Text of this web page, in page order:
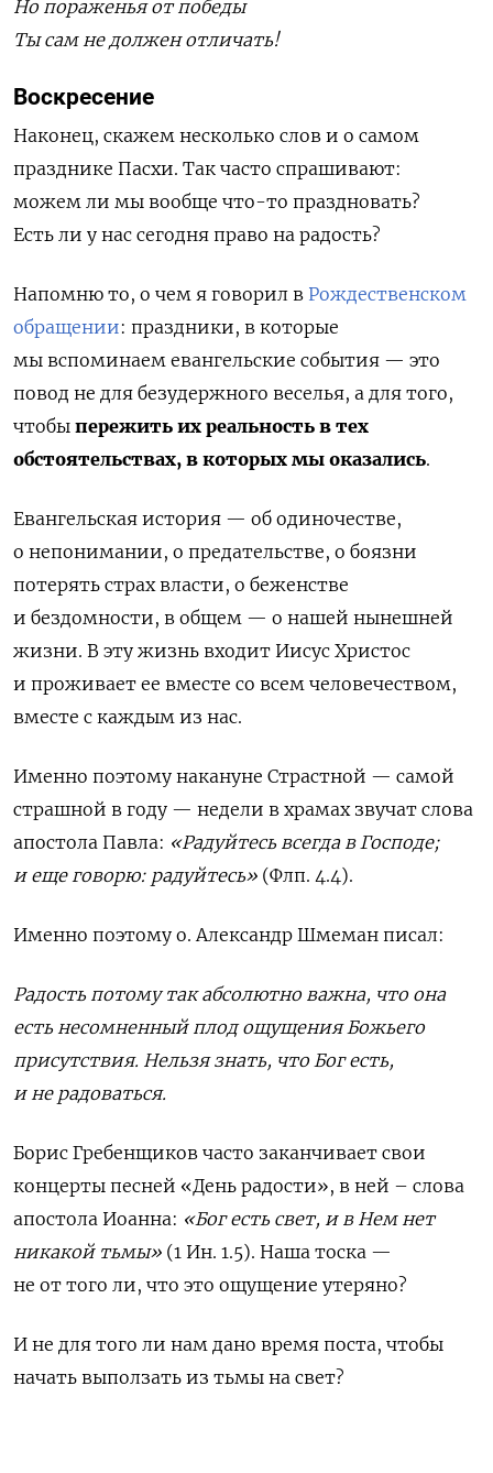
Но пораженья от победы
Ты сам не должен отличать!
Воскресение
Наконец, скажем несколько слов и о самом
празднике Пасхи. Так часто спрашивают:
можем ли мы вообще что-то праздновать?
Есть ли у нас сегодня право на радость?
Напомню то, о чем я говорил в Рождественском
обращении: праздники, в которые
мы вспоминаем евангельские события — это
повод не для безудержного веселья, а для того,
чтобы пережить их реальность в тех
обстоятельствах, в которых мы оказались.
Евангельская история — об одиночестве,
о непонимании, о предательстве, о боязни
потерять страх власти, о беженстве
и бездомности, в общем — о нашей нынешней
жизни. В эту жизнь входит Иисус Христос
и проживает ее вместе со всем человечеством,
вместе с каждым из нас.
Именно поэтому накануне Cтрастной — самой
страшной в году — недели в храмах звучат слова
апостола Павла: «Радуйтесь всегда в Господе;
и еще говорю: радуйтесь» (Флп. 4.4).
Именно поэтому о. Александр Шмеман писал:
Радость потому так абсолютно важна, что она
есть несомненный плод ощущения Божьего
присутствия. Нельзя знать, что Бог есть,
и не радоваться.
Борис Гребенщиков часто заканчивает свои
концерты песней «День радости», в ней – слова
апостола Иоанна: «Бог есть свет, и в Нем нет
никакой тьмы» (1 Ин. 1.5). Наша тоска —
не от того ли, что это ощущение утеряно?
И не для того ли нам дано время поста, чтобы
начать выползать из тьмы на свет?